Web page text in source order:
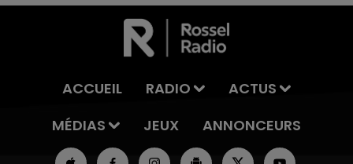
ACCUEIL RADIO
ACTUS
MÉDIAS
JEUX ANNONCEURS